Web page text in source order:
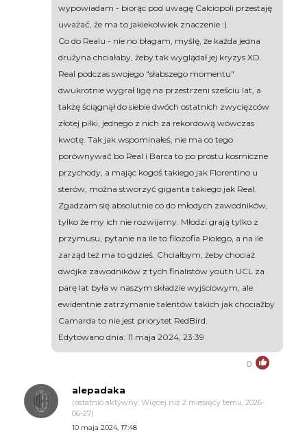
wypowiadam - biorąc pod uwagę Calciopoli przestaję
uważać, że ma to jakiekolwiek znaczenie :).
Co do Realu - nie no błagam, myślę, że każda jedna
drużyna chciałaby, żeby tak wyglądał jej kryzys XD.
Real podczas swojego "słabszego momentu"
dwukrotnie wygrał ligę na przestrzeni sześciu lat, a
takżę ściągnął do siebie dwóch ostatnich zwycięzców
złotej piłki, jednego z nich za rekordową wówczas
kwotę. Tak jak wspominałeś, nie ma co tego
porównywać bo Real i Barca to po prostu kosmiczne
przychody, a mając kogoś takiego jak Florentino u
sterów, można stworzyć giganta takiego jak Real.
Zgadzam się absolutnie co do młodych zawodników,
tylko że my ich nie rozwijamy. Młodzi grają tylko z
przymusu, pytanie na ile to filozofia Piolego, a na ile
zarząd też ma to gdzieś. Chciałbym, żeby chociaż
dwójka zawodników z tych finalistów youth UCL za
parę lat była w naszym składzie wyjściowym, ale
ewidentnie zatrzymanie talentów takich jak chociażby
Camarda to nie jest priorytet RedBird.
Edytowano dnia: 11 maja 2024, 23:39
0
alepadaka
(ostatnio aktywny: Więcej niż 2 miesięcy temu, 2026-
06-27)
10 maja 2024, 17:48